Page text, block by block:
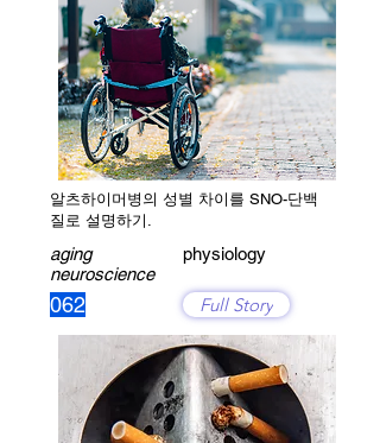
알츠하이머병의 성별 차이를 SNO-단백
질로 설명하기.
aging
neuroscience
062
physiology
Full Story